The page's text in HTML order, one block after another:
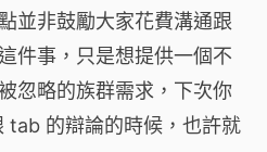
並非鼓勵大家花費溝通跟
件事，只是想提供一個不
忽略的族群需求，下次你
tab 的辯論的時候，也許就